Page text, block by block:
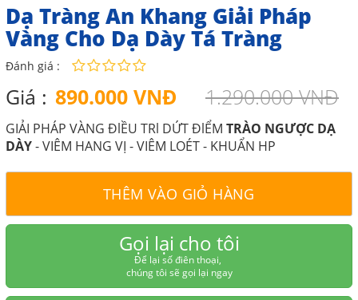
Dạ Tràng An Khang Giải Pháp
Vàng Cho Dạ Dày Tá Tràng
Đánh giá :
Giá : 890.000 VNĐ 1.290.000 VNĐ
GIẢI PHÁP VÀNG ĐlỀU TRl DỨT ĐlỂM TRÀO NGƯỢC DẠ
DÀY- VIÊM HANG VỊ - VIÊM LOÉT - KHUẨN HP
THÊM VÀO GIỎ HÀNG
Gọi lại cho tôi
Để lại số điên thoại,
chúng tôi sẽ gọi lại ngay